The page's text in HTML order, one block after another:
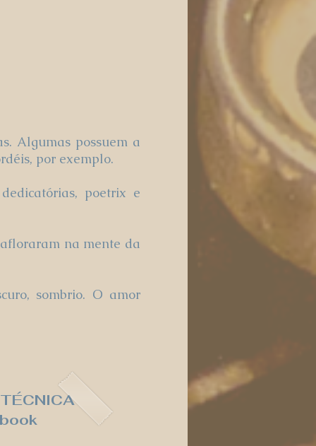
Algumas possuem a
por exemplo.
poetrix e
na mente da
sombrio. O amor